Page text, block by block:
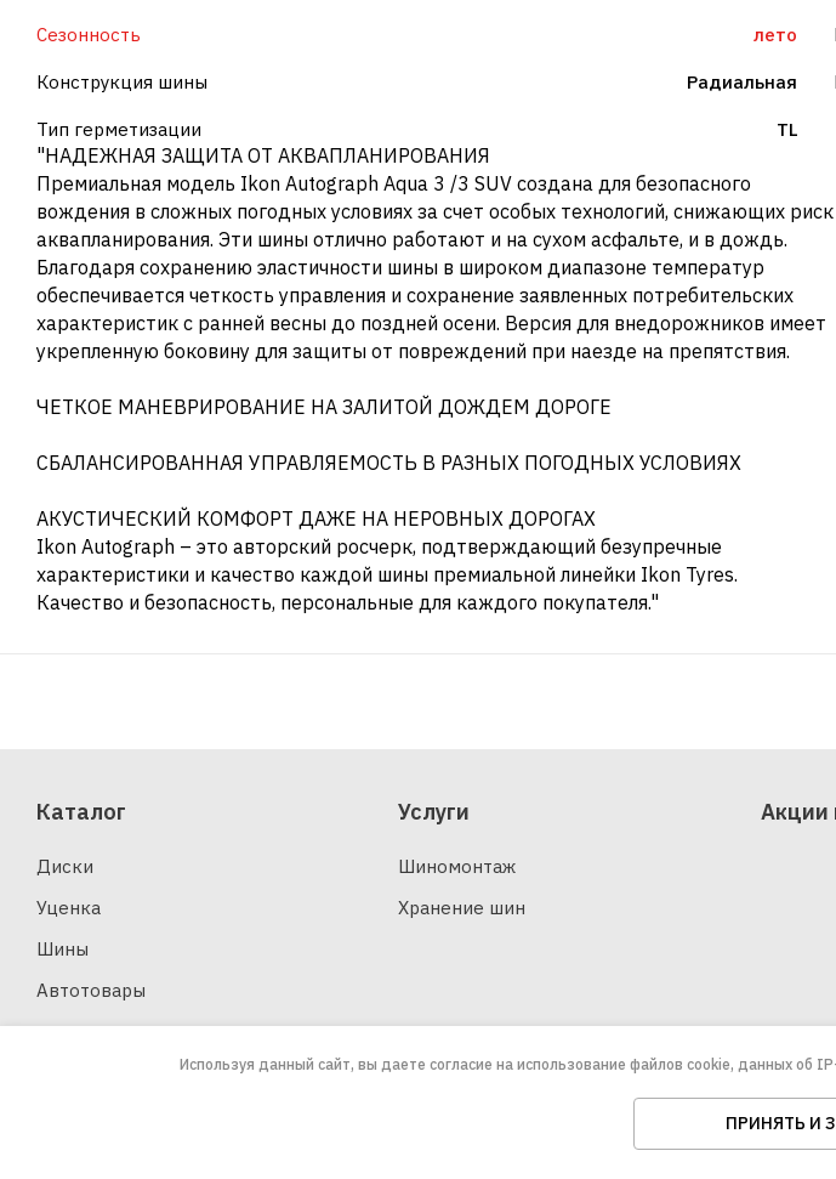
Сезонность лето
Конструкция шины Радиальная
Тип герметизации TL
"НАДЕЖНАЯ ЗАЩИТА ОТ АКВАПЛАНИРОВАНИЯ
Премиальная модель Ikon Autograph Aqua 3 /3 SUV создана для безопасного
вождения в сложных погодных условиях за счет особых технологий, снижающих риск
аквапланирования. Эти шины отлично работают и на сухом асфальте, и в дождь.
Благодаря сохранению эластичности шины в широком диапазоне температур
обеспечивается четкость управления и сохранение заявленных потребительских
характеристик с ранней весны до поздней осени. Версия для внедорожников имеет
укрепленную боковину для защиты от повреждений при наезде на препятствия.
ЧЕТКОЕ МАНЕВРИРОВАНИЕ НА ЗАЛИТОЙ ДОЖДЕМ ДОРОГЕ
СБАЛАНСИРОВАННАЯ УПРАВЛЯЕМОСТЬ В РАЗНЫХ ПОГОДНЫХ УСЛОВИЯХ
АКУСТИЧЕСКИЙ КОМФОРТ ДАЖЕ НА НЕРОВНЫХ ДОРОГАХ
Ikon Autograph – это авторский росчерк, подтверждающий безупречные
характеристики и качество каждой шины премиальной линейки Ikon Tyres.
Качество и безопасность, персональные для каждого покупателя."
Каталог
Диски
Уценка
Шины
Автотовары
Услуги
Шиномонтаж
Хранение шин
Акции
Используя данный сайт, вы даете согласие на использование файлов cookie, данных об
ПРИНЯТЬ И